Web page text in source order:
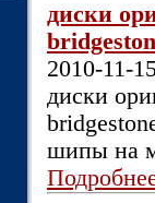
диски
2010-11-
диски
шипы на